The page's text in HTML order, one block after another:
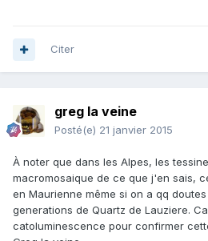
Citer
greg la veine
Posté(e) 21 janvier 2015
À noter que dans les Alpes, les
macromosaique de ce que j'en sais,
en Maurienne même si on a qq
generations de Quartz de Lauziere.
catoluminescence pour confirmer